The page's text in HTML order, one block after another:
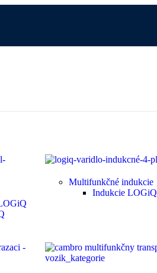
Multifunkčné indukcie
Indukcie LOGiQ